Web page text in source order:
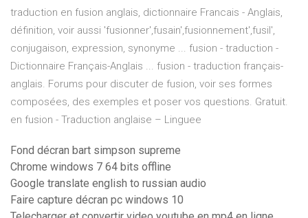
traduction en fusion anglais, dictionnaire Francais - Anglais,
définition, voir aussi 'fusionner',fusain',fusionnement',fusil',
conjugaison, expression, synonyme ... fusion - traduction -
Dictionnaire Français-Anglais ... fusion - traduction français-
anglais. Forums pour discuter de fusion, voir ses formes
composées, des exemples et poser vos questions. Gratuit.
en fusion - Traduction anglaise – Linguee
Fond décran bart simpson supreme
Chrome windows 7 64 bits offline
Google translate english to russian audio
Faire capture décran pc windows 10